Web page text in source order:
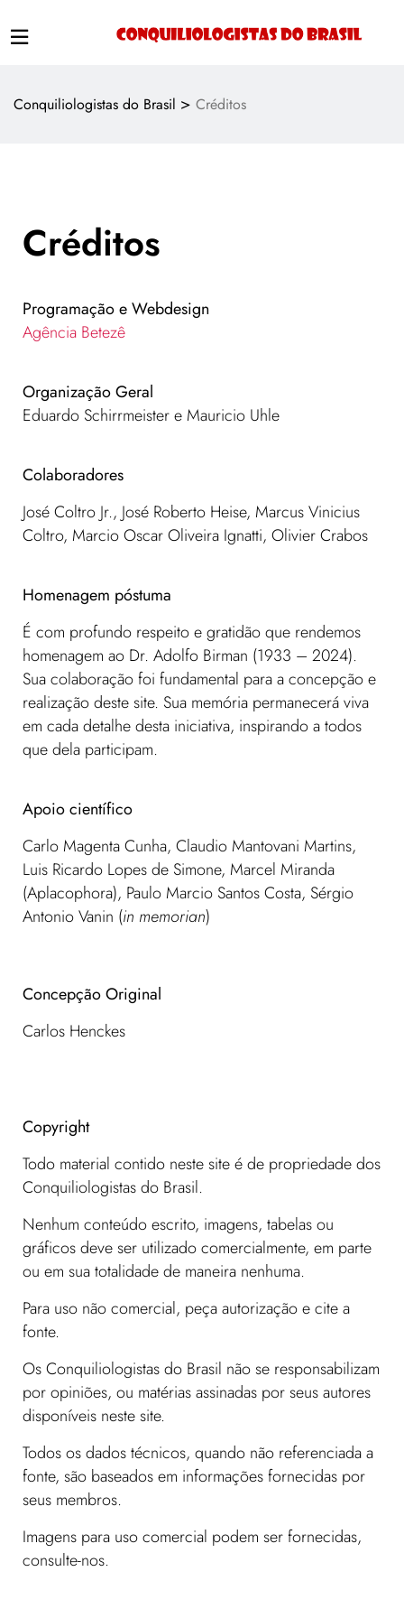
Conquiliologistas do Brasil > Créditos
Créditos
Programação e Webdesign
Agência Betezê
Organização Geral
Eduardo Schirrmeister e Mauricio Uhle
Colaboradores
José Coltro Jr., José Roberto Heise, Marcus Vinicius
Coltro, Marcio Oscar Oliveira Ignatti, Olivier Crabos
Homenagem póstuma
É com profundo respeito e gratidão que rendemos
homenagem ao Dr. Adolfo Birman (1933 – 2024).
Sua colaboração foi fundamental para a concepção e
realização deste site. Sua memória permanecerá viva
em cada detalhe desta iniciativa, inspirando a todos
que dela participam.
Apoio científico
Carlo Magenta Cunha, Claudio Mantovani Martins,
Luis Ricardo Lopes de Simone, Marcel Miranda
(Aplacophora), Paulo Marcio Santos Costa, Sérgio
Antonio Vanin (in memorian)
Concepção Original
Carlos Henckes
Copyright
Todo material contido neste site é de propriedade dos
Conquiliologistas do Brasil.
Nenhum conteúdo escrito, imagens, tabelas ou
gráficos deve ser utilizado comercialmente, em parte
ou em sua totalidade de maneira nenhuma.
Para uso não comercial, peça autorização e cite a
fonte.
Os Conquiliologistas do Brasil não se responsabilizam
por opiniões, ou matérias assinadas por seus autores
disponíveis neste site.
Todos os dados técnicos, quando não referenciada a
fonte, são baseados em informações fornecidas por
seus membros.
Imagens para uso comercial podem ser fornecidas,
consulte-nos.